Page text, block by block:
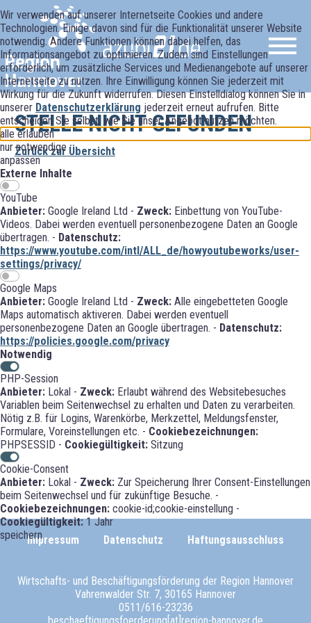
Wir verwenden auf unserer Internetseite Cookies und andere
Technologien. Einige davon sind für die Funktionalität unserer Website
notwendig. Andere Funktionen können dabei helfen, das
Informationsangebot zu optimieren. Zudem sind Einstellungen
erforderlich, um zusätzliche Services und Medienangebote auf unserer
Internetseite zu nutzen. Ihre Einwilligung können Sie jederzeit mit
Wirkung für die Zukunft widerrufen. Diesen Einstelldialog können Sie in
unserer Datenschutzerklärung jederzeit erneut aufrufen. Bitte
entscheiden Sie selbst, wie Sie unser Angebot nutzen möchten.
alle erlauben
nur notwendige
anpassen
Externe Inhalte
YouTube
Anbieter: Google Ireland Ltd - Zweck: Einbettung von YouTube-
Videos. Dabei werden eventuell personenbezogene Daten an Google
übertragen. - Datenschutz:
https://www.youtube.com/intl/ALL_de/howyoutubeworks/user-
settings/privacy/
Google Maps
Anbieter: Google Ireland Ltd - Zweck: Alle eingebetteten Google
Maps automatisch aktiveren. Dabei werden eventuell
personenbezogene Daten an Google übertragen. - Datenschutz:
https://policies.google.com/privacy
Notwendig
PHP-Session
Anbieter: Lokal - Zweck: Erlaubt während des Websitebesuches
Variablen beim Seitenwechsel zu erhalten und Daten zu verarbeiten.
Nötig z.B. für Logins, Warenkörbe, Merkzettel, Meldungsfenster,
Formulare, Voreinstellungen etc. - Cookiebezeichnungen:
PHPSESSID - Cookiegültigkeit: Sitzung
Cookie-Consent
Anbieter: Lokal - Zweck: Zur Speicherung Ihrer Consent-Einstellungen
beim Seitenwechsel und für zukünftige Besuche. -
Cookiebezeichnungen: cookie-id;cookie-einstellung -
Cookiegültigkeit:1 Jahr
speichern
STELLE NICHT GEFUNDEN
Zurück zur Übersicht
Impressum Datenschutz Haftungsausschluss
Wirtschafts- und Beschäftigungsförderung der Region Hannover
Vahrenwalder Str. 7, 30165 Hannover
0511/616-23236